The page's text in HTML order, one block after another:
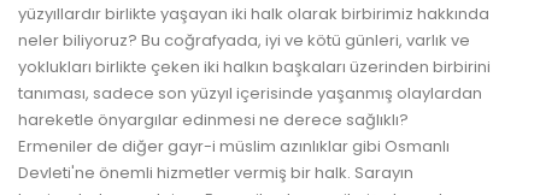
yüzyıllardır birlikte yaşayan iki halk olarak birbirimiz hakkında
neler biliyoruz? Bu coğrafyada, iyi ve kötü günleri, varlık ve
yoklukları birlikte çeken iki halkın başkaları üzerinden birbirini
tanıması, sadece son yüzyıl içerisinde yaşanmış olaylardan
hareketle önyargılar edinmesi ne derece sağlıklı?
Ermeniler de diğer gayr-i müslim azınlıklar gibi Osmanlı
Devleti'ne önemli hizmetler vermiş bir halk. Sarayın